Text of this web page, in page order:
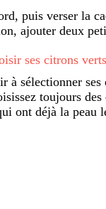
puis verser la
ajouter deux
ses citrons verts
à sélectionner
toujours
ont déjà la peau